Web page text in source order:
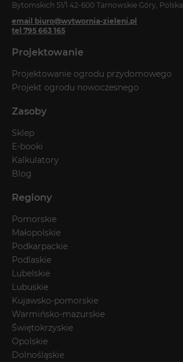
Bytomskich 51/1 42-600 Tarnowskie Góry, Polska
email biuro@wytwornia-zieleni.pl
tel 795 663 165
Projektowanie
Projektowanie ogrodu przydomowego
Projekt ogrodu nowoczesnego
Zasoby
Sklep
E-booki
Kalkulatory
Blog
Regiony
Pomorskie
Małopolskie
Podkarpackie
Podlaskie
Lubelskie
Lubuskie
Kujawsko-pomorskie
Warmińsko-mazurskie
Świętokrzyskie
Opolskie
Dolnośląskie